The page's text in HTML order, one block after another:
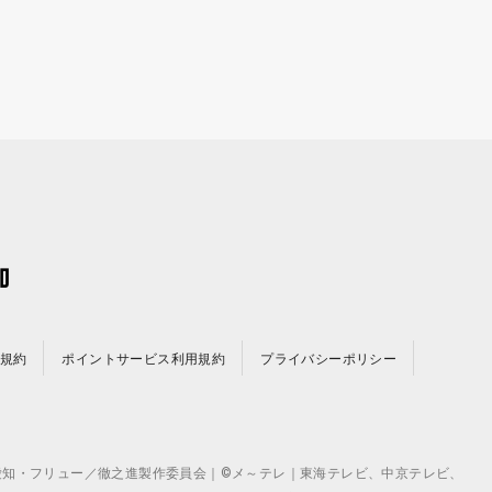
約 ポイントサービス利用規約 プライバシーポリシー
フリュー／徹之進製作委員会｜©メ～テレ｜東海テレビ、中京テレビ、